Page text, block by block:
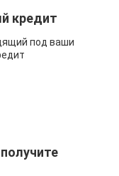
кредит
под ваши